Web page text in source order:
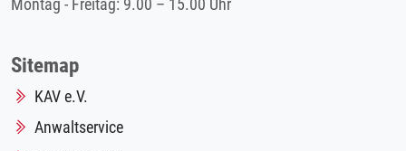
Montag - Freitag: 9.00 – 15.00 Uhr
Sitemap
KAV e.V.
Anwaltservice